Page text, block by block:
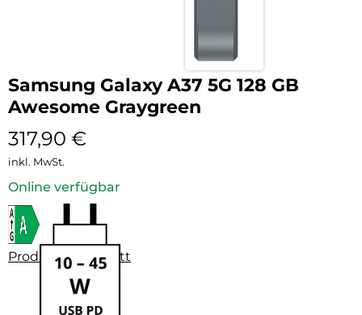
Samsung Galaxy A37 5G 128 GB
Awesome Graygreen
317,90 €
inkl. MwSt.
Online verfügbar
Produktdatenblatt